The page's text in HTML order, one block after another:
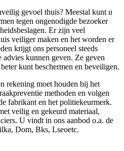
gevoel thuis? Meestal kunt u
tegen ongenodigde bezoeker
Er zijn veel
veiliger maken en het worden er
krijgt ons personeel steeds
kunnen geven. Ze geven
kunt beschermen en beveiligen.
rekening moet houden bij het
methoden en volgen
fabrikant en het politiekeurmerk.
veilig en gekeurd materiaal,
U vindt in ons aanbod o.a. de
Dom, Bks, Lseoetc.